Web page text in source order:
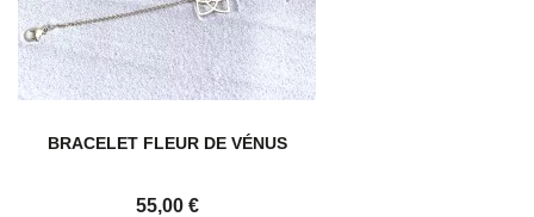
BRACELET FLEUR DE VÉNUS
Prix
55,00 €